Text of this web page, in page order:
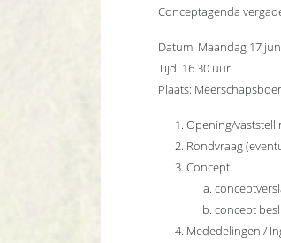
Conceptagenda
Datum: Maandag 17
Tijd: 16.30 uur
Plaats:
Opening/
Rondvraag
Concept
concept
Mededelingen /